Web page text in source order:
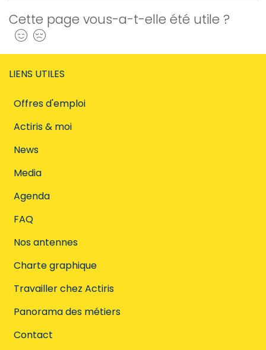
Cette page vous-a-t-elle été utile ?
Oui
LIENS UTILES
Offres d'emploi
Actiris & moi
News
Media
Agenda
FAQ
Nos antennes
Charte graphique
Travailler chez Actiris
Panorama des métiers
Contact